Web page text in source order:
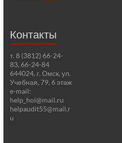
Контакты
т. 8 (3812) 66-24-
83, 66-24-84
644024, г. Омск, ул.
Учебная, 79, 6 этаж
e-mail:
help_hoi@mail.ru
helpaudit55@mail.r
u